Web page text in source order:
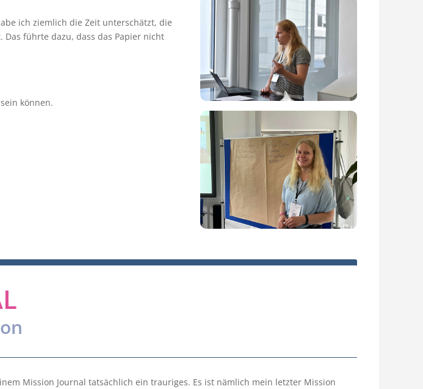
ich ziemlich die Zeit unterschätzt, die
führte dazu, dass das Papier nicht
können.
Mission Journal tatsächlich ein trauriges. Es ist nämlich mein letzter Mission